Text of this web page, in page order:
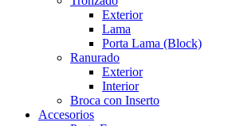
Exterior
Lama
Porta Lama (Block)
Ranurado
Exterior
Interior
Broca con Inserto
Accesorios